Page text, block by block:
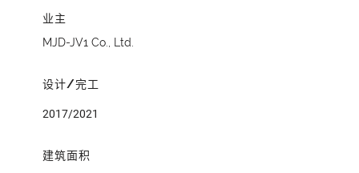
业主
MJD-JV1 Co., Ltd.
设计/完工
2017/2021
建筑面积